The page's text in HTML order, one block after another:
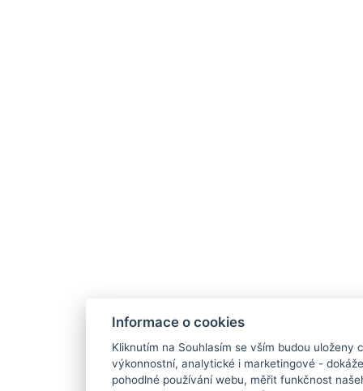
Informace o cookies
Kliknutím na Souhlasím se vším budou uloženy
výkonnostní, analytické i marketingové -
pohodlné používání webu, měřit funkčnost